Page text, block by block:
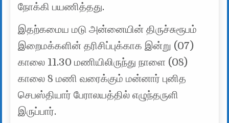
நோக்கி பயணித்தது.
இதற்கமைய மடு அன்னையின் திருச்சுரூபம்
இறைமக்களின் தரிசிப்புக்காக இன்று (07)
காலை 11.30 மணியிலிருந்து நாளை (08)
காலை 8 மணி வரைக்கும் மன்னார் புனித
செபஸ்தியார் பேராலயத்தில் எழுந்தருளி
இருப்பார்.